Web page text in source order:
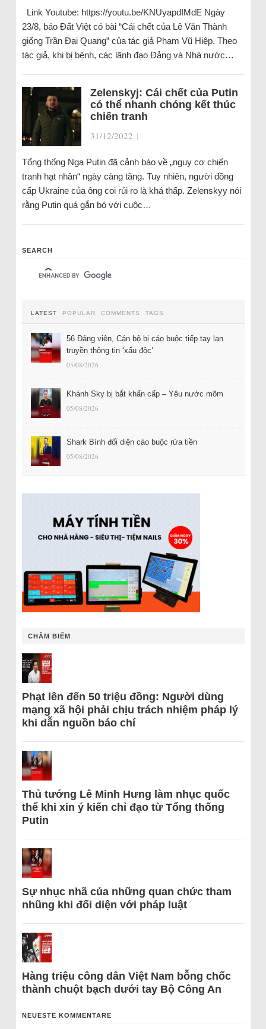
Link Youtube: https://youtu.be/KNUyapdIMdE Ngày
23/8, báo Đất Việt có bài “Cái chết của Lê Văn Thành
giống Trần Đại Quang” của tác giả Phạm Vũ Hiệp. Theo
tác giả, khi bị bệnh, các lãnh đạo Đảng và Nhà nước…
Zelenskyj: Cái chết của Putin
có thể nhanh chóng kết thúc
chiến tranh
31/12/2022 |
Tổng thống Nga Putin đã cảnh báo về „nguy cơ chiến
tranh hạt nhân“ ngày càng tăng. Tuy nhiên, người đồng
cấp Ukraine của ông coi rủi ro là khá thấp. Zelenskyy nói
rằng Putin quá gắn bó với cuộc…
SEARCH
LATEST POPULAR COMMENTS TAGS
56 Đảng viên, Cán bộ bị cáo buộc tiếp tay lan
truyền thông tin ‘xấu độc’
05/08/2026
Khánh Sky bị bắt khẩn cấp – Yêu nước mõm
05/08/2026
Shark Bình đối diện cáo buộc rửa tiền
05/08/2026
CHÂM BIẾM
Phạt lên đến 50 triệu đồng: Người dùng
mạng xã hội phải chịu trách nhiệm pháp lý
khi dẫn nguồn báo chí
Thủ tướng Lê Minh Hưng làm nhục quốc
thể khi xin ý kiến chỉ đạo từ Tổng thống
Putin
Sự nhục nhã của những quan chức tham
nhũng khi đối diện với pháp luật
Hàng triệu công dân Việt Nam bỗng chốc
thành chuột bạch dưới tay Bộ Công An
NEUESTE KOMMENTARE